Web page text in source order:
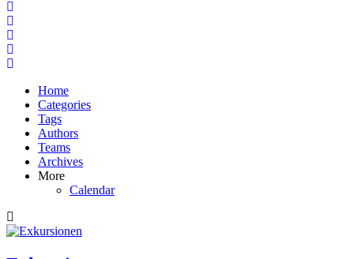
Home
Categories
Tags
Authors
Teams
Archives
More
Calendar